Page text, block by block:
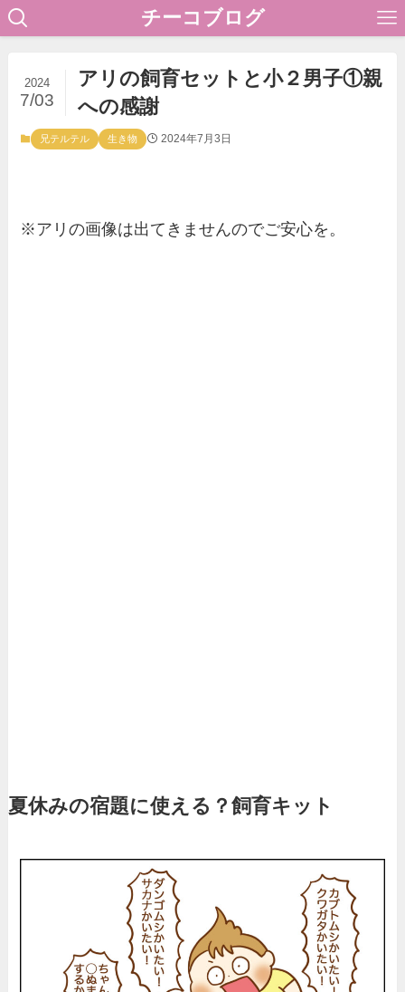
チーコブログ
アリの飼育セットと小２男子①親
への感謝
2024
7/03
兄テルテル 生き物 2024年7月3日
※アリの画像は出てきませんのでご安心を。
夏休みの宿題に使える？飼育キット